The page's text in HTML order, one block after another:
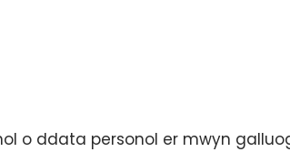
o ddata personol er mwyn